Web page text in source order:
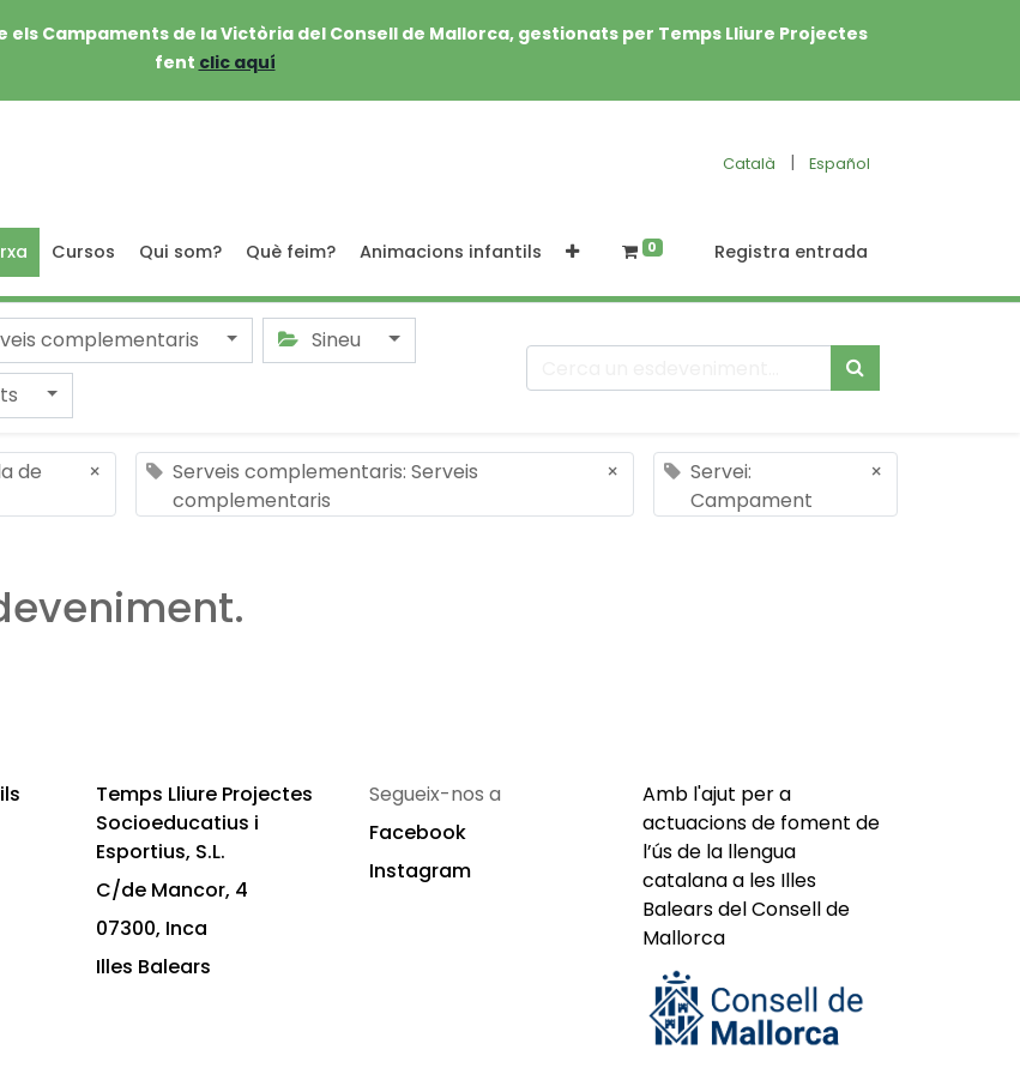
Campaments de la Victòria del Consell de Mallorca, gestionats per Temps Lliure Projectes
fent clic aquí
Català | Español
Cursos Qui som? Què feim? Animacions infantils 0 Registra entrada
complementaris
Sineu
de
×
Serveis complementaris: Serveis
complementaris
×
Servei:
Campament
×
Temps Lliure Projectes
Socioeducatius i
Esportius, S.L.
C/de Mancor, 4
07300, Inca
Illes Balears
Segueix-nos a
Facebook
Instagram
Amb l'ajut per a
actuacions de foment de
l’ús de la llengua
catalana a les Illes
Balears del Consell de
Mallorca